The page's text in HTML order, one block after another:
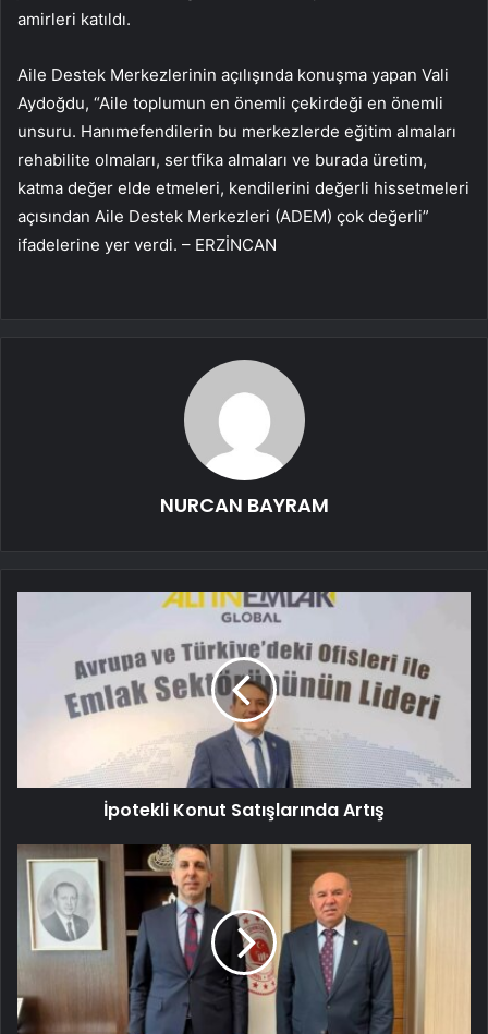
amirleri katıldı.
Aile Destek Merkezlerinin açılışında konuşma yapan Vali
Aydoğdu, “Aile toplumun en önemli çekirdeği en önemli
unsuru. Hanımefendilerin bu merkezlerde eğitim almaları
rehabilite olmaları, sertfika almaları ve burada üretim,
katma değer elde etmeleri, kendilerini değerli hissetmeleri
açısından Aile Destek Merkezleri (ADEM) çok değerli”
ifadelerine yer verdi. – ERZİNCAN
NURCAN BAYRAM
İpotekli Konut Satışlarında Artış